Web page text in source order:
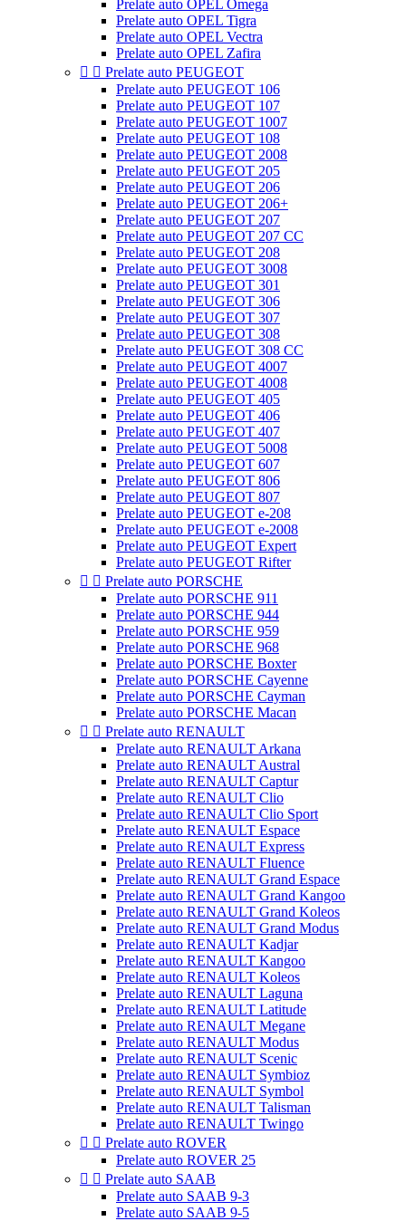
Prelate auto OPEL Omega
Prelate auto OPEL Tigra
Prelate auto OPEL Vectra
Prelate auto OPEL Zafira
  Prelate auto PEUGEOT
Prelate auto PEUGEOT 106
Prelate auto PEUGEOT 107
Prelate auto PEUGEOT 1007
Prelate auto PEUGEOT 108
Prelate auto PEUGEOT 2008
Prelate auto PEUGEOT 205
Prelate auto PEUGEOT 206
Prelate auto PEUGEOT 206+
Prelate auto PEUGEOT 207
Prelate auto PEUGEOT 207 CC
Prelate auto PEUGEOT 208
Prelate auto PEUGEOT 3008
Prelate auto PEUGEOT 301
Prelate auto PEUGEOT 306
Prelate auto PEUGEOT 307
Prelate auto PEUGEOT 308
Prelate auto PEUGEOT 308 CC
Prelate auto PEUGEOT 4007
Prelate auto PEUGEOT 4008
Prelate auto PEUGEOT 405
Prelate auto PEUGEOT 406
Prelate auto PEUGEOT 407
Prelate auto PEUGEOT 5008
Prelate auto PEUGEOT 607
Prelate auto PEUGEOT 806
Prelate auto PEUGEOT 807
Prelate auto PEUGEOT e-208
Prelate auto PEUGEOT e-2008
Prelate auto PEUGEOT Expert
Prelate auto PEUGEOT Rifter
  Prelate auto PORSCHE
Prelate auto PORSCHE 911
Prelate auto PORSCHE 944
Prelate auto PORSCHE 959
Prelate auto PORSCHE 968
Prelate auto PORSCHE Boxter
Prelate auto PORSCHE Cayenne
Prelate auto PORSCHE Cayman
Prelate auto PORSCHE Macan
  Prelate auto RENAULT
Prelate auto RENAULT Arkana
Prelate auto RENAULT Austral
Prelate auto RENAULT Captur
Prelate auto RENAULT Clio
Prelate auto RENAULT Clio Sport
Prelate auto RENAULT Espace
Prelate auto RENAULT Express
Prelate auto RENAULT Fluence
Prelate auto RENAULT Grand Espace
Prelate auto RENAULT Grand Kangoo
Prelate auto RENAULT Grand Koleos
Prelate auto RENAULT Grand Modus
Prelate auto RENAULT Kadjar
Prelate auto RENAULT Kangoo
Prelate auto RENAULT Koleos
Prelate auto RENAULT Laguna
Prelate auto RENAULT Latitude
Prelate auto RENAULT Megane
Prelate auto RENAULT Modus
Prelate auto RENAULT Scenic
Prelate auto RENAULT Symbioz
Prelate auto RENAULT Symbol
Prelate auto RENAULT Talisman
Prelate auto RENAULT Twingo
  Prelate auto ROVER
Prelate auto ROVER 25
  Prelate auto SAAB
Prelate auto SAAB 9-3
Prelate auto SAAB 9-5